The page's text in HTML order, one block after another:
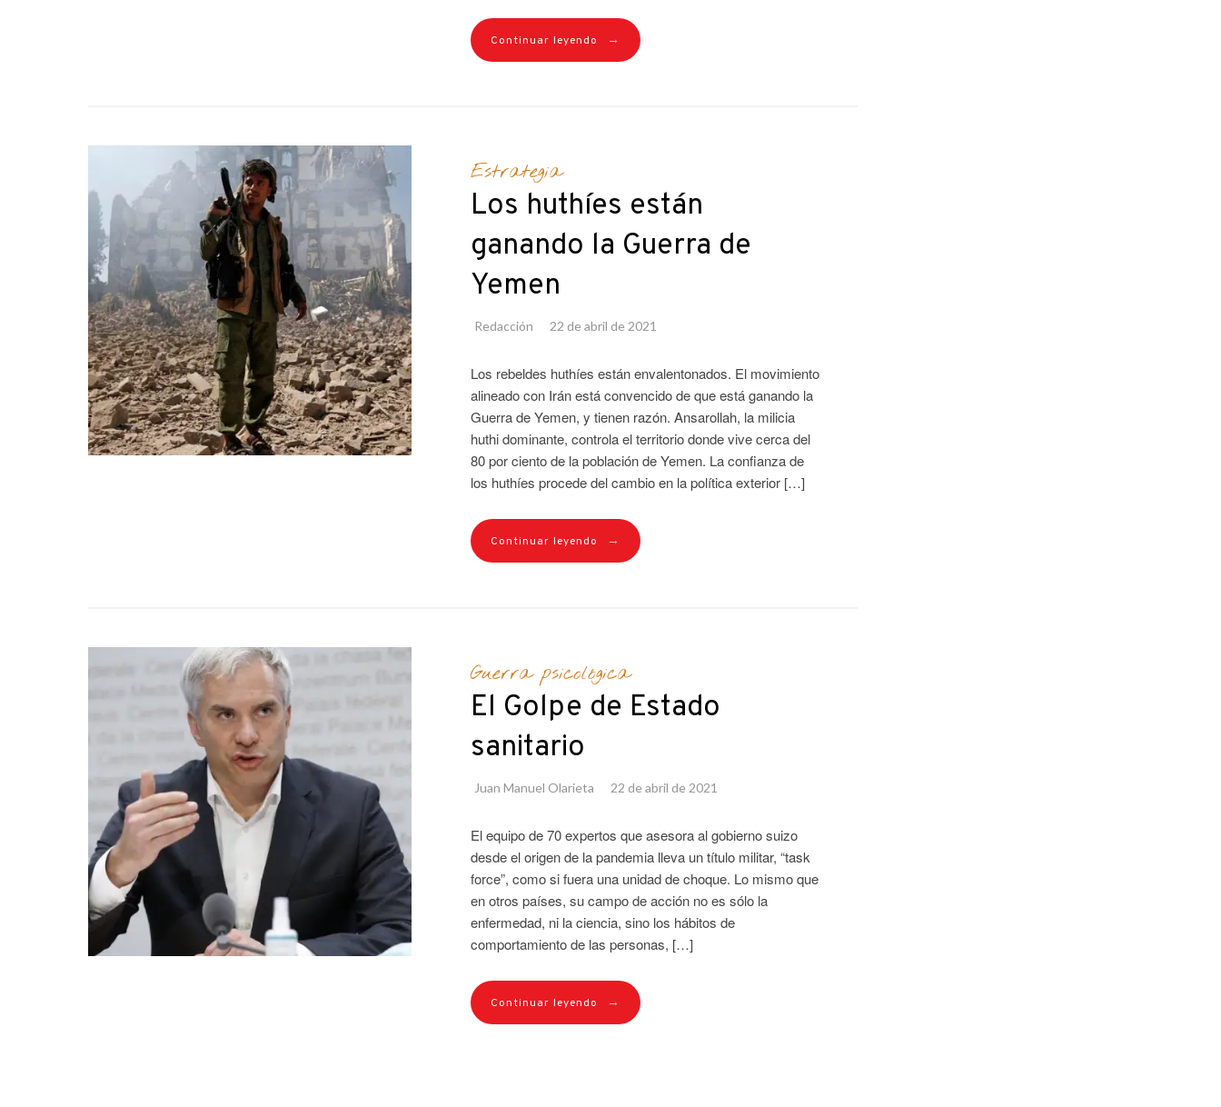
Continuar leyendo →
Estrategia
Los huthíes están
ganando la Guerra de
Yemen
Redacción 22 de abril de 2021
Los rebeldes huthíes están envalentonados. El movimiento
alineado con Irán está convencido de que está ganando la
Guerra de Yemen, y tienen razón. Ansarollah, la milicia
huthi dominante, controla el territorio donde vive cerca del
80 por ciento de la población de Yemen. La confianza de
los huthíes procede del cambio en la política exterior […]
Continuar leyendo →
Guerra psicológica
El Golpe de Estado
sanitario
Juan Manuel Olarieta 22 de abril de 2021
El equipo de 70 expertos que asesora al gobierno suizo
desde el origen de la pandemia lleva un título militar, “task
force”, como si fuera una unidad de choque. Lo mismo que
en otros países, su campo de acción no es sólo la
enfermedad, ni la ciencia, sino los hábitos de
comportamiento de las personas, […]
Continuar leyendo →